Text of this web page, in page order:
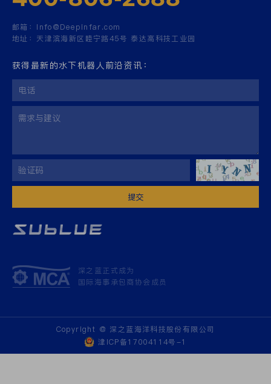
邮箱： Info@Deepinfar.com
地址： 天津滨海新区睦宁路45号 泰达高科技工业园
获得最新的水下机器人前沿资讯：
提交
深之蓝正式成为
国际海事承包商协会成员
Copyright @ 深之蓝海洋科技股份有限公司
津ICP备17004114号-1